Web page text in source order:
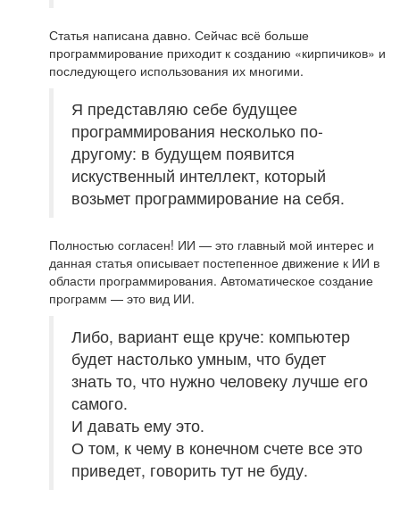
Статья написана давно. Сейчас всё больше
программирование приходит к созданию «кирпичиков» и
последующего использования их многими.
Я представляю себе будущее
программирования несколько по-
другому: в будущем появится
искуственный интеллект, который
возьмет программирование на себя.
Полностью согласен! ИИ — это главный мой интерес и
данная статья описывает постепенное движение к ИИ в
области программирования. Автоматическое создание
программ — это вид ИИ.
Либо, вариант еще круче: компьютер
будет настолько умным, что будет
знать то, что нужно человеку лучше его
самого.
И давать ему это.
О том, к чему в конечном счете все это
приведет, говорить тут не буду.